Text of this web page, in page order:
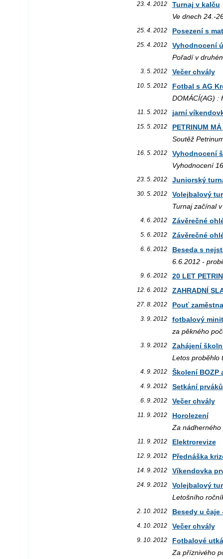
23. 4. 2012
Turnaj v kalču
Ve dnech 24.-
25. 4. 2012 Posezení s
25. 4. 2012
Vyhodnocení
Pořadí v
3. 5. 2012 Večer chvály
10. 5. 2012
Fotbal s AG
DOMÁCÍ(AG) :
11. 5. 2012 jarní
15. 5. 2012
PETRINUM
Soutěž
16. 5. 2012
Vyhodnocení
Vyhodnocení
23. 5. 2012 Juniorský
30. 5. 2012
Volejbalový
Turnaj začínal
4. 6. 2012 Závěrečné
5. 6. 2012 Závěrečné
6. 6. 2012
Beseda s
6.6.2012 -
9. 6. 2012 20 LET
12. 6. 2012 ZAHRADNÍ
27. 8. 2012 Pouť
3. 9. 2012
fotbalový
za pěkného
3. 9. 2012
Zahájení
Letos proběhlo
4. 9. 2012 Školení BOZP
4. 9. 2012 Setkání prváků
6. 9. 2012 Večer chvály
11. 9. 2012
Horolezení
Za nádherného
11. 9. 2012 Elektrorevize
12. 9. 2012 Přednáška
14. 9. 2012 Víkendovka
24. 9. 2012
Volejbalový
Letošního
2. 10. 2012 Besedy u
4. 10. 2012 Večer chvály
9. 10. 2012
Fotbalové
Za příznivého